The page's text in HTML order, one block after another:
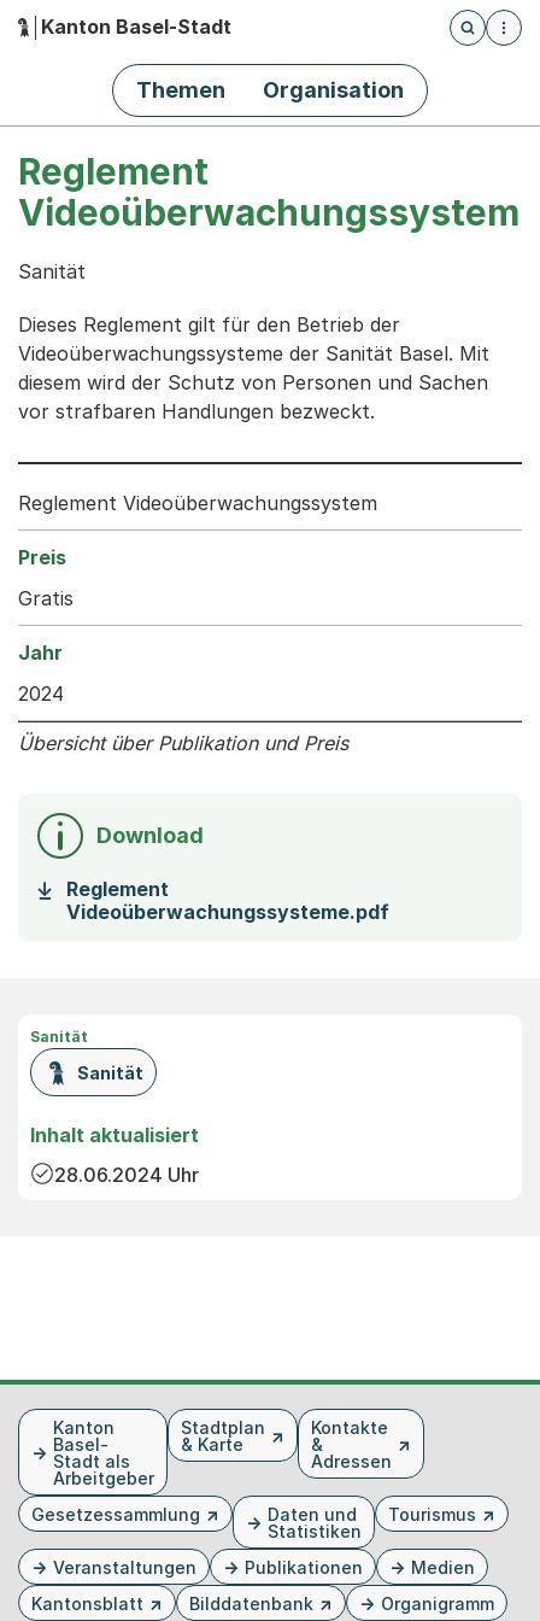
Hauptnavigation
Kanton Basel-Stadt
Öffnet
Themen Organisation
Reglement
Videoüberwachungssystem
Sanität
Dieses Reglement gilt für den Betrieb der
Videoüberwachungssysteme der Sanität Basel. Mit
diesem wird der Schutz von Personen und Sachen
vor strafbaren Handlungen bezweckt.
Reglement Videoüberwachungssystem
Gratis
2024
Übersicht über Publikation und Preis
Download
Reglement
Videoüberwachungssysteme.pdf(Startet einen
Sanität
Sanität
Inhalt aktualisiert
28.06.2024 Uhr
FusszeileKanton
Basel-
Stadt als
Arbeitgeber
Stadtplan
& Karte
Kontakte
&
Adressen
Gesetzessammlung
Daten und
Statistiken
Tourismus
Veranstaltungen Publikationen
Medien
Kantonsblatt
Bilddatenbank Organigramm